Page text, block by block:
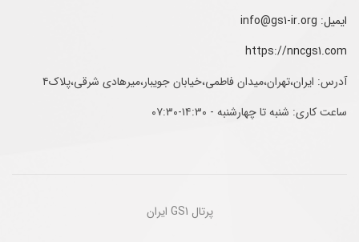
ایمیل: info@gs1-ir.org
https://nncgs1.com
آدرس: ایران،تهران،میدان فاطمی،خیابان جویبار،میرهادی شرقی،پلاک۴
ساعت کاری: شنبه تا چهارشنبه - ۱۴:۳۰-۰۷:۳۰
پرتال GS1 ایران